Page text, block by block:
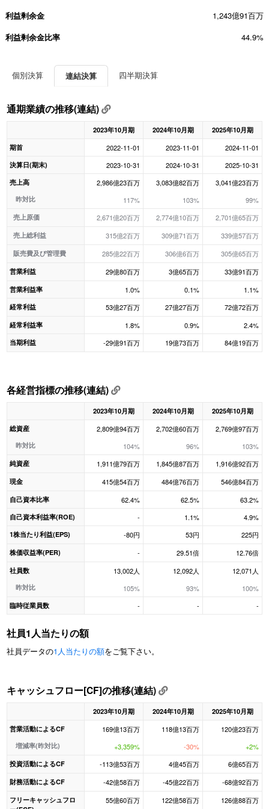
利益剰余金
1,243億91百万
利益剰余金比率
44.9%
個別決算 連結決算 四半期決算
通期業績の推移(連結)
2023年10月期 2024年10月期
2025年10月期
期首
2022-11-01 2023-11-01 2024-11-01
決算日(期末) 2023-10-31 2024-10-31 2025-10-31
売上高
昨対比
2,986億23百万
117%
3,083億82百万
103%
3,041億23百万
99%
売上原価 2,671億20百万 2,774億10百万 2,701億65百万
売上総利益 315億2百万 309億71百万 339億57百万
販売費及び管理費 285億22百万 306億6百万 305億65百万
営業利益 29億80百万 3億65百万 33億91百万
営業利益率 1.0% 0.1% 1.1%
経常利益 53億27百万 27億27百万 72億72百万
経常利益率 1.8% 0.9% 2.4%
当期利益 -29億91百万 19億73百万 84億19百万
各経営指標の推移(連結)
2023年10月期 2024年10月期
2025年10月期
総資産
昨対比
2,809億94百万
104%
2,702億60百万
96%
2,769億97百万
103%
純資産 1,911億79百万 1,845億87百万 1,916億92百万
現金 415億54百万 484億76百万 546億84百万
自己資本比率 62.4% 62.5% 63.2%
自己資本利益率(ROE) - 1.1% 4.9%
1株当たり利益(EPS) -80円 53円 225円
株価収益率(PER) - 29.51倍 12.76倍
社員数
昨対比
13,002人
105%
12,092人
93%
12,071人
100%
臨時従業員数 - - -
社員1人当たりの額
社員データの1人当たりの額をご覧下さい。
キャッシュフロー[CF]の推移(連結)
2023年10月期 2024年10月期
2025年10月期
営業活動によるCF
増減率(昨対比)
169億13百万
+3,359%
118億13百万
-30%
120億23百万
+2%
投資活動によるCF -113億53百万 4億45百万 6億65百万
財務活動によるCF -42億58百万 -45億22百万 -68億92百万
フリーキャッシュフロ
55億60百万 122億58百万 126億88百万